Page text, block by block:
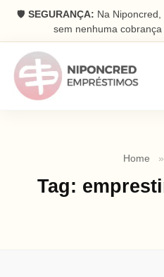
🛡️ SEGURANÇA: Na
sem nenhuma
Parcelas descontadas na folha
Home »
Tag: